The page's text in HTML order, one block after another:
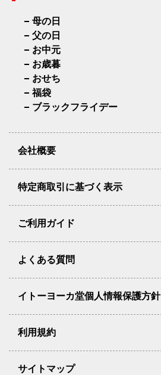
母の日
父の日
お中元
お歳暮
おせち
福袋
ブラックフライデー
会社概要
特定商取引に基づく表示
ご利用ガイド
よくある質問
イトーヨーカ堂個人情報保護方針
利用規約
サイトマップ